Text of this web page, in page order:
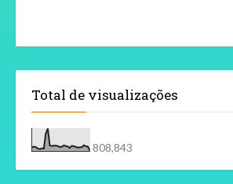
Total de visualizações
808,843